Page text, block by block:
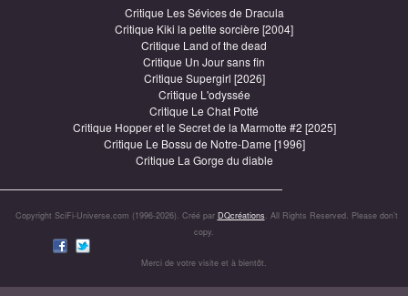
Critique Les Sévices de Dracula
Critique Kiki la petite sorcière [2004]
Critique Land of the dead
Critique Un Jour sans fin
Critique Supergirl [2026]
Critique L'odyssée
Critique Le Chat Potté
Critique Hopper et le Secret de la Marmotte #2 [2025]
Critique Le Bossu de Notre-Dame [1996]
Critique La Gorge du diable
Copyright SciFi-Universe.com (1996-2026). Créé par DQcréations. All Rights Reserved. Please don’t
copy.
Merci de votre visite et à bientôt.